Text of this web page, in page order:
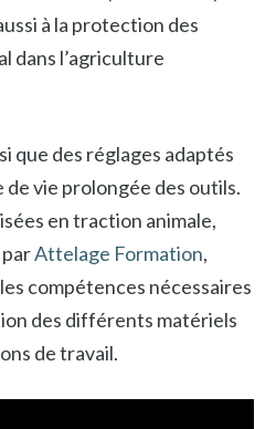
à la protection des
dans l’agriculture
que des réglages adaptés
vie prolongée des outils.
en traction animale,
Attelage Formation,
compétences nécessaires
des différents matériels
de travail.